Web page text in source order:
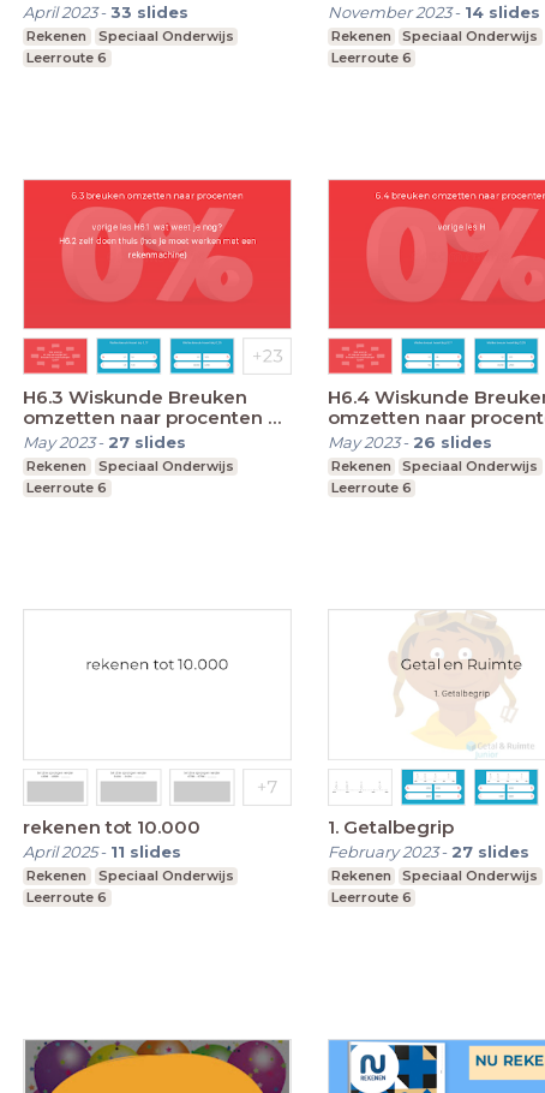
April 2023-33 slides
Rekenen
Speciaal Onderwijs
Leerroute 6
November 2023- 14 slides
Rekenen
Speciaal Onderwijs
Leerroute 6
H6.3 Wiskunde Breuken
omzetten naar procenten 9
mei
May 2023- 27 slides
Rekenen
Speciaal Onderwijs
Leerroute 6
H6.4 Wiskunde Breuken
omzetten naar
20 april
May 2023- 26 slides
Rekenen
Speciaal Onderwijs
Leerroute 6
rekenen tot 10.000
April 2025- 11 slides
Rekenen
Speciaal Onderwijs
Leerroute 6
1. Getalbegrip
February 2023- 27 slides
Rekenen
Speciaal Onderwijs
Leerroute 6